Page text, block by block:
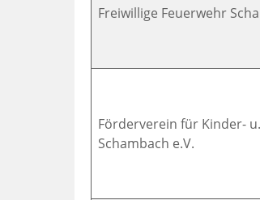
Freiwillige Feuerwehr
Förderverein für Kinder-
Schambach e.V.